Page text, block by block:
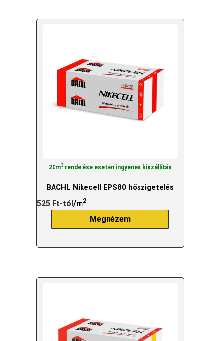
20m3rendelése esetén ingyenes kiszállítás
BACHL Nikecell EPS80 hőszigetelés
525 Ft-tól/m2
Megnézem